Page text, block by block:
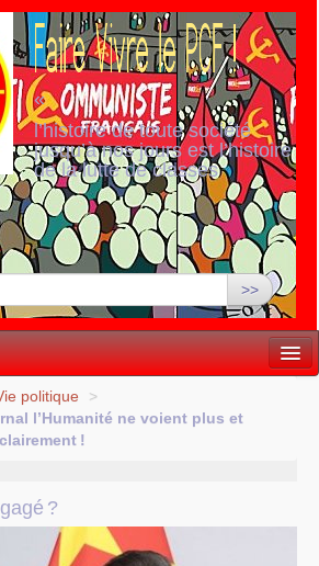
«
l’histoire de toute société
jusqu’à nos jours est l’histoire
de la lutte de classes
>>
politique
>
l’Humanité ne voient plus et
!
?